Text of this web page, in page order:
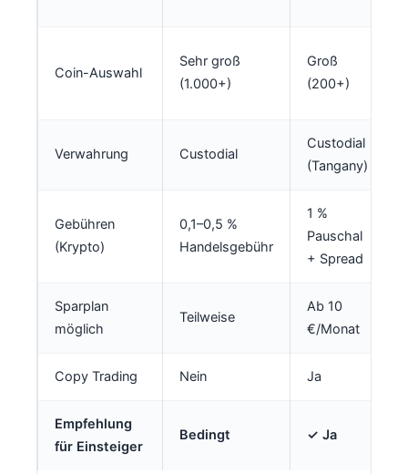
Coin-Auswahl
Sehr groß
(1.000+)
Groß
(200+)
Verwahrung Custodial
Custodial
(Tangany)
Gebühren
(Krypto)
0,1–0,5 %
Handelsgebühr
1 %
Pauschal
+ Spread
Sparplan
möglich
Teilweise
Ab 10
€/Monat
Copy Trading Nein Ja
Empfehlung
für Einsteiger
Bedingt ✓ Ja